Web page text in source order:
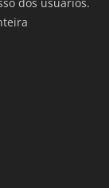
dos usuários.